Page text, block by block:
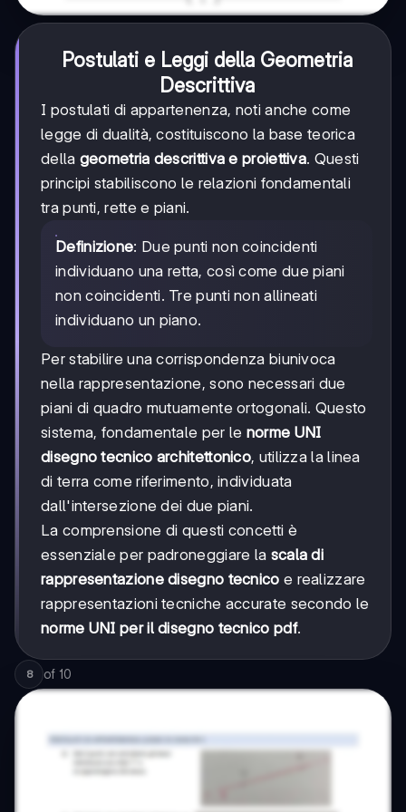
Postulati e Leggi della Geometria
Descrittiva
I postulati di appartenenza, noti anche come
legge di dualità, costituiscono la base teorica
della geometria descrittiva e proiettiva. Questi
principi stabiliscono le relazioni fondamentali
tra punti, rette e piani.
Definizione: Due punti non coincidenti
individuano una retta, così come due piani
non coincidenti. Tre punti non allineati
individuano un piano.
Per stabilire una corrispondenza biunivoca
nella rappresentazione, sono necessari due
piani di quadro mutuamente ortogonali. Questo
sistema, fondamentale per le norme UNI
disegno tecnico architettonico, utilizza la linea
di terra come riferimento, individuata
dall'intersezione dei due piani.
La comprensione di questi concetti è
essenziale per padroneggiare la scala di
rappresentazione disegno tecnico e realizzare
rappresentazioni tecniche accurate secondo le
norme UNI per il disegno tecnico pdf.
8 of 10